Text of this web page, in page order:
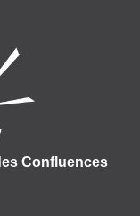
Confluences